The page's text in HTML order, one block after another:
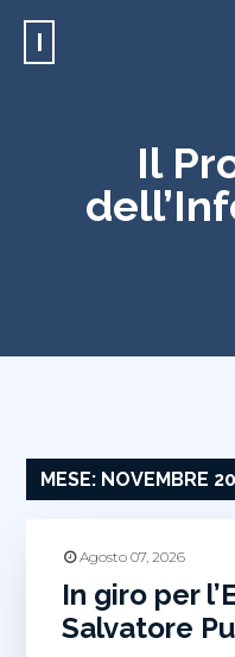
I
Il
MESE: NOVEMBRE
Agosto 07, 2026
In giro per
Salvatore